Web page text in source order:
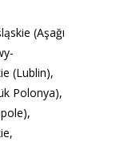
(Aşağı
(Lublin),
Polonya),